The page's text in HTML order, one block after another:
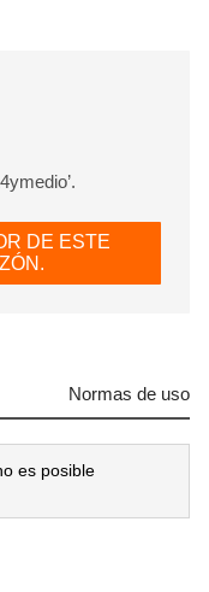
DE ESTE
Normas de uso
es posible